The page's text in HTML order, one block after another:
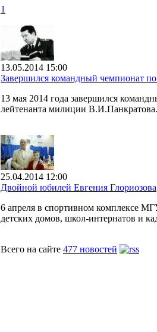
1
13.05.2014 15:00
Завершился командный чемпионат
13 мая 2014 года завершился
лейтенанта милиции В.И.Панкратова.
25.04.2014 12:00
Двойной юбилей Евгения Глориозова
6 апреля в спортивном комплексе
детских домов, школ-интернатов и
Всего на сайте 477 новостей